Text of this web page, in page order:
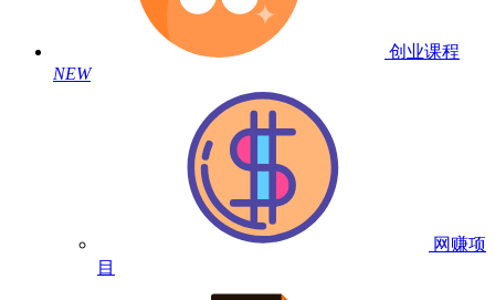
创业课程
NEW
网赚项
目